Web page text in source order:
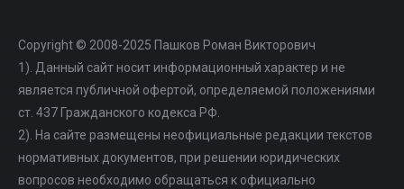
Copyright © 2008-2025 Пашков Роман Викторович
1). Данный сайт носит информационный характер и не
является публичной офертой, определяемой положениями
ст. 437 Гражданского кодекса РФ.
2). На сайте размещены неофициальные редакции текстов
нормативных документов, при решении юридических
вопросов необходимо обращаться к официально